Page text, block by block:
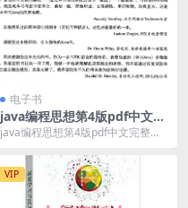
电子书
java编程思想第4版pdf中文完
整版.pdf
java编程思想第4版pdf中文完整版.
VIP